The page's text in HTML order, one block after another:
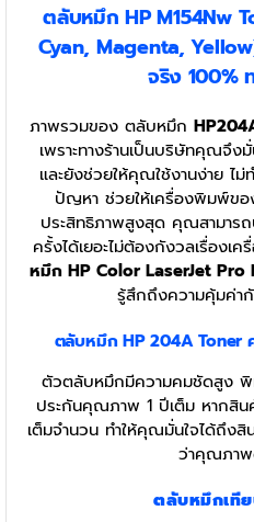
ตลับหมึก HP M154Nw
Cyan, Magenta,
จริง 100%
ภาพรวมของ ตลับหมึก
เพราะทางร้านเป็นบริษัทคุณจึง
และยังช่วยให้คุณใช้งานง่าย ไ
ปัญหา ช่วยให้เครื่องพิมพ์ขอ
ประสิทธิภาพสูงสุด คุณสามารถ
ครั้งได้เยอะไม่ต้องกังวลเรื่องเ
หมึก HP Color LaserJet Pro
รู้สึกถึงความคุ้มค่ากั
ตลับหมึก HP 204A Toner
ตัวตลับหมึกมีความคมชัดสูง พิ
ประกันคุณภาพ 1 ปีเต็ม หากสิน
เต็มจำนวน ทำให้คุณมั่นใจได้ถึง
ว่าคุณภา
ตลับหมึกเทีย